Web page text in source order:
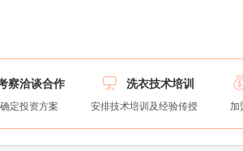
察洽谈合作
定投资方案
 洗衣技术培训
安排技术培训及经验传授 加